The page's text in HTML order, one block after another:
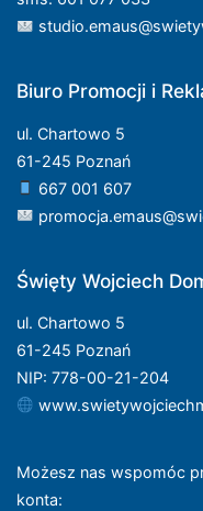
Biuro Promocji i
ul. Chartowo 5
61-245 Poznań
667 001 607
Święty Wojciech
ul. Chartowo 5
61-245 Poznań
NIP: 778-00-21-204
Możesz nas wspomóc
konta: